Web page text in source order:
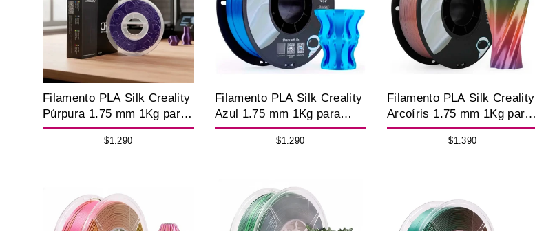
Filamento PLA Silk Creality
Púrpura 1.75 mm 1Kg para
Impresora 3D
$1.290
Filamento PLA Silk Creality
Azul 1.75 mm 1Kg para
Impresora 3D
$1.290
Filamento PLA Silk Creality
Arcoíris 1.75 mm 1Kg para
Impresora 3D
$1.390